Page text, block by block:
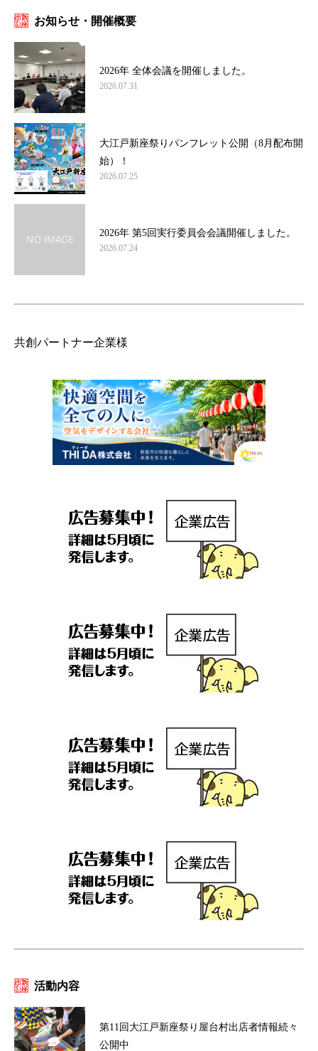
お知らせ・開催概要
2026年 全体会議を開催しました。
2026.07.31
大江戸新座祭りパンフレット公開（8月配布開
始）！
2026.07.25
2026年 第5回実行委員会会議開催しました。
2026.07.24
共創パートナー企業様
活動内容
第11回大江戸新座祭り屋台村出店者情報続々
公開中